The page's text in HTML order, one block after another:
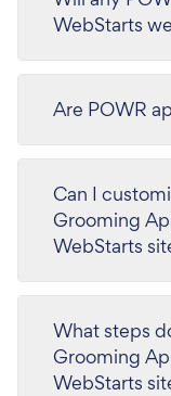
WebStarts
Are POWR
Can I
Grooming
WebStarts
What steps
Grooming
WebStarts